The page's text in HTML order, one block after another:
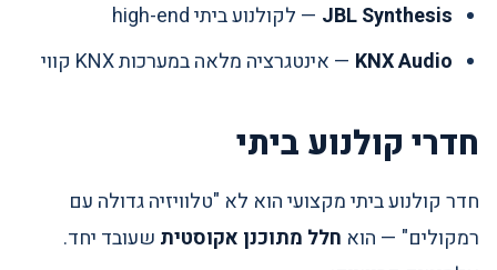
JBL Synthesis — לקולנוע ביתי high-end
KNX Audio — אינטגרציה מלאה במערכות KNX קווי
חדרי קולנוע ביתי
חדר קולנוע ביתי מקצועי הוא לא "טלוויזיה גדולה עם
רמקולים" — הוא חלל מתוכנן אקוסטית שעובד יחד.